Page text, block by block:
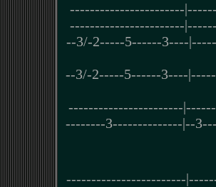
-----------------------
-----------------------
--3/-2-----5------3----
--3/-2-----5------3----
-----------------------
--------3--------------|--
------------------------